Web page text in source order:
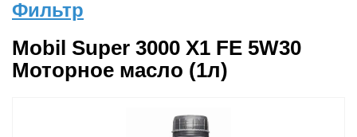
Фильтр
Mobil Super 3000 X1 FE 5W30
Моторное масло (1л)